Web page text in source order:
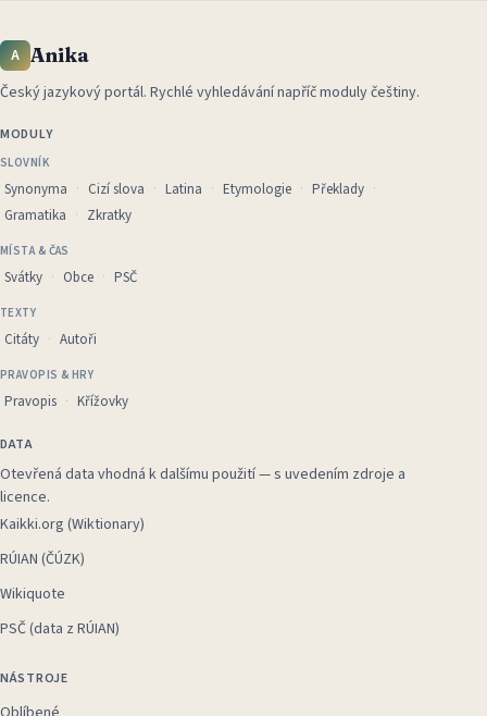
A Anika
Český jazykový portál. Rychlé vyhledávání napříč moduly češtiny.
MODULY
SLOVNÍK
Synonyma Cizí slova Latina Etymologie
Překlady
Gramatika
Zkratky
MÍSTA & ČAS
Svátky Obce PSČ
TEXTY
Citáty Autoři
PRAVOPIS & HRY
Pravopis Křížovky
DATA
Otevřená data vhodná k dalšímu použití — s uvedením zdroje a
licence.
Kaikki.org (Wiktionary)
RÚIAN (ČÚZK)
Wikiquote
PSČ (data z RÚIAN)
NÁSTROJE